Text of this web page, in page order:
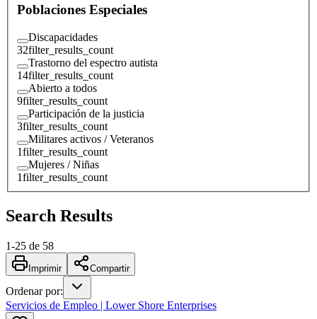
Poblaciones Especiales
Discapacidades
32filter_results_count
Trastorno del espectro autista
14filter_results_count
Abierto a todos
9filter_results_count
Participación de la justicia
3filter_results_count
Militares activos / Veteranos
1filter_results_count
Mujeres / Niñas
1filter_results_count
Search Results
1-25 de 58
Imprimir Compartir
Ordenar por:
Servicios de Empleo | Lower Shore Enterprises